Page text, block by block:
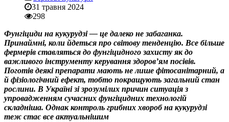
31 травня 2024
298
Фунгіциди на кукурудзі — це далеко не забаганка.
Принаймні, коли йдеться про світову тенденцію. Все більше
фермерів ставляться до фунгіцидного захисту як до
важливого інструменту керування здоров’ям посівів.
Поготів деякі препарати мають не лише фітосанітарний, а
й фізіологічний ефект, тобто покращують загальний стан
рослини. В Україні зі зрозумілих причин ситуація з
упровадженням сучасних фунгіцидних технологій
складніша. Однак контроль грибних хвороб на кукурудзі
теж стає все актуальнішим